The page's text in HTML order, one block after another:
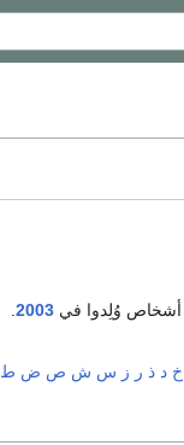
أشخاص وُلِدوا في 2003
خ د ذ ر ز س ش ص ض ط